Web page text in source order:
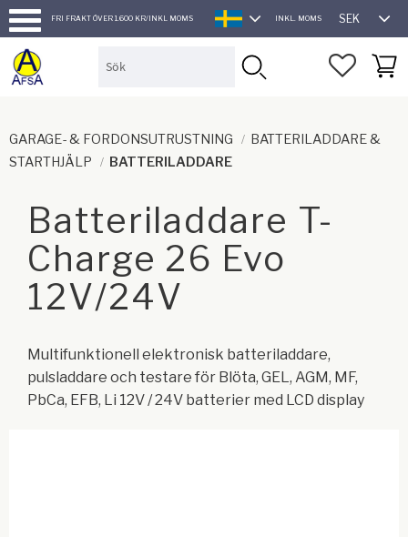
Meny
FRI FRAKT ÖVER 1.600 KR/INKL MOMS
SVENSKA
INKL. MOMS SEK
GARAGE- & FORDONSUTRUSTNING
BATTERILADDARE &
STARTHJÄLP
BATTERILADDARE
Batteriladdare T-
Charge 26 Evo
12V/24V
Multifunktionell elektronisk batteriladdare,
pulsladdare och testare för Blöta, GEL, AGM, MF,
PbCa, EFB, Li 12V / 24V batterier med LCD display